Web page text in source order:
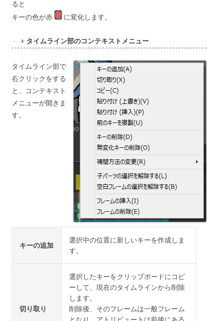
ると
キーの色が赤
に変化します。
タイムライン部のコンテキストメニュー
タイムライン部で
右クリックをする
と、コンテキスト
メニューが開きま
す。
キーの追加
選択中の位置に新しいキーを作成しま
す。
切り取り
選択したキーをクリップボードにコピ
ーして、現在のタイムラインから削除
します。
削除後、そのフレームは一般フレーム